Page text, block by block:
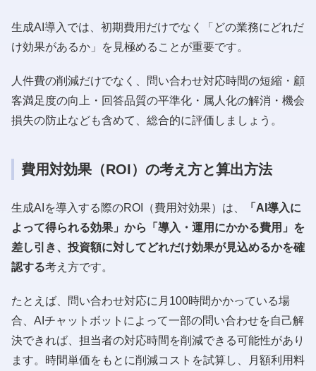
生成AI導入では、初期費用だけでなく「どの業務にどれだ
け効果があるか」を見極めることが重要です。
人件費の削減だけでなく、問い合わせ対応時間の短縮・顧
客満足度の向上・回答品質の平準化・属人化の解消・機会
損失の防止なども含めて、総合的に評価しましょう。
費用対効果（ROI）の考え方と算出方法
生成AIを導入する際のROI（費用対効果）は、
「AI導入に
よって得られる効果」から「導入・運用にかかる費用」を
差し引き、投資額に対してどれだけ効果が見込めるかを確
認する考え方です。
たとえば、問い合わせ対応に月100時間かかっている場
合、AIチャットボットによって一部の問い合わせを自己解
決できれば、担当者の対応時間を削減できる可能性があり
ます。時間単価をもとに削減コストを試算し、月額利用料